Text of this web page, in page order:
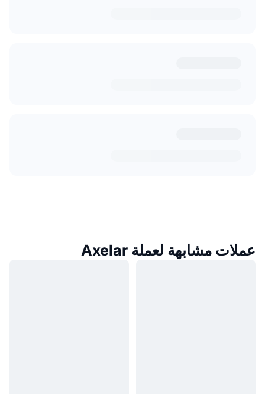
عملات مشابهة لعملة Axelar